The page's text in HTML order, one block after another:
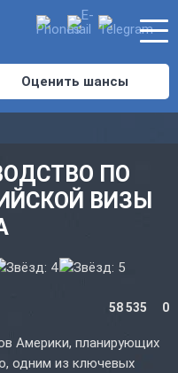
Оценить шансы
ПО
ВИЗЫ
58 535 0
Америки, планирующих
одним из ключевых